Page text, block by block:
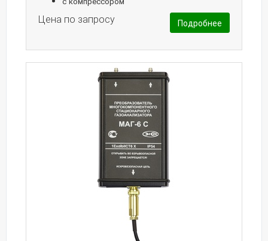
Цена по запросу Подробнее